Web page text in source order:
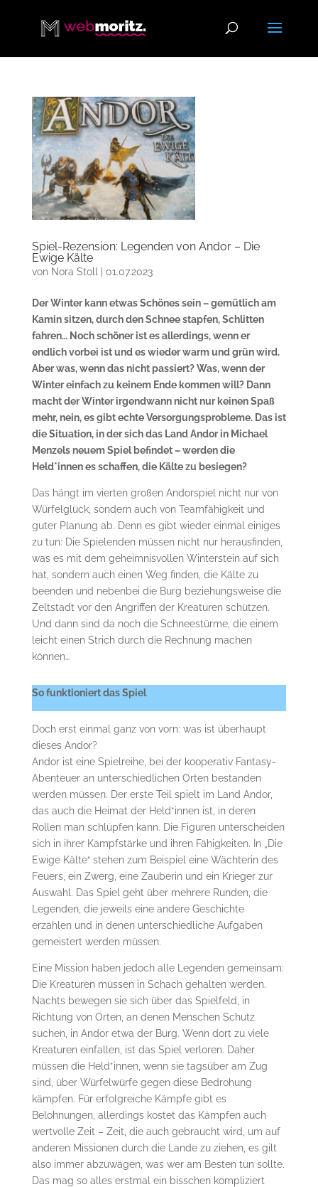
Spiel-Rezension: Legenden von Andor – Die
Ewige Kälte
von Nora Stoll | 01.07.2023
Der Winter kann etwas Schönes sein – gemütlich am
Kamin sitzen, durch den Schnee stapfen, Schlitten
fahren… Noch schöner ist es allerdings, wenn er
endlich vorbei ist und es wieder warm und grün wird.
Aber was, wenn das nicht passiert? Was, wenn der
Winter einfach zu keinem Ende kommen will? Dann
macht der Winter irgendwann nicht nur keinen Spaß
mehr, nein, es gibt echte Versorgungsprobleme. Das ist
die Situation, in der sich das Land Andor in Michael
Menzels neuem Spiel befindet – werden die
Held*innen es schaffen, die Kälte zu besiegen?
Das hängt im vierten großen Andorspiel nicht nur von
Würfelglück, sondern auch von Teamfähigkeit und
guter Planung ab. Denn es gibt wieder einmal einiges
zu tun: Die Spielenden müssen nicht nur herausfinden,
was es mit dem geheimnisvollen Winterstein auf sich
hat, sondern auch einen Weg finden, die Kälte zu
beenden und nebenbei die Burg beziehungsweise die
Zeltstadt vor den Angriffen der Kreaturen schützen.
Und dann sind da noch die Schneestürme, die einem
leicht einen Strich durch die Rechnung machen
können…
So funktioniert das Spiel
Doch erst einmal ganz von vorn: was ist überhaupt
dieses Andor?
Andor ist eine Spielreihe, bei der kooperativ Fantasy-
Abenteuer an unterschiedlichen Orten bestanden
werden müssen. Der erste Teil spielt im Land Andor,
das auch die Heimat der Held*innen ist, in deren
Rollen man schlüpfen kann. Die Figuren unterscheiden
sich in ihrer Kampfstärke und ihren Fähigkeiten. In „Die
Ewige Kälte“ stehen zum Beispiel eine Wächterin des
Feuers, ein Zwerg, eine Zauberin und ein Krieger zur
Auswahl. Das Spiel geht über mehrere Runden, die
Legenden, die jeweils eine andere Geschichte
erzählen und in denen unterschiedliche Aufgaben
gemeistert werden müssen.
Eine Mission haben jedoch alle Legenden gemeinsam:
Die Kreaturen müssen in Schach gehalten werden.
Nachts bewegen sie sich über das Spielfeld, in
Richtung von Orten, an denen Menschen Schutz
suchen, in Andor etwa der Burg. Wenn dort zu viele
Kreaturen einfallen, ist das Spiel verloren. Daher
müssen die Held*innen, wenn sie tagsüber am Zug
sind, über Würfelwürfe gegen diese Bedrohung
kämpfen. Für erfolgreiche Kämpfe gibt es
Belohnungen, allerdings kostet das Kämpfen auch
wertvolle Zeit – Zeit, die auch gebraucht wird, um auf
anderen Missionen durch die Lande zu ziehen, es gilt
also immer abzuwägen, was wer am Besten tun sollte.
Das mag so alles erstmal ein bisschen kompliziert